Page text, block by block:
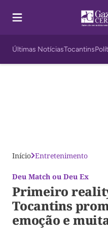
Últimas NotíciasTocantins
Início Entretenimento
Deu Match ou Deu Ex
Primeiro
Tocantins
emoção e